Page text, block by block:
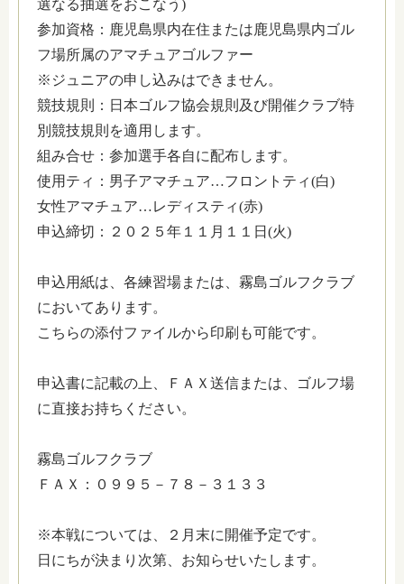
選なる抽選をおこなう)
参加資格：鹿児島県内在住または鹿児島県内ゴル
フ場所属のアマチュアゴルファー
※ジュニアの申し込みはできません。
競技規則：日本ゴルフ協会規則及び開催クラブ特
別競技規則を適用します。
組み合せ：参加選手各自に配布します。
使用ティ：男子アマチュア…フロントティ(白)
女性アマチュア…レディスティ(赤)
申込締切：２０２５年１１月１１日(火)
申込用紙は、各練習場または、霧島ゴルフクラブ
においてあります。
こちらの添付ファイルから印刷も可能です。
申込書に記載の上、ＦＡＸ送信または、ゴルフ場
に直接お持ちください。
霧島ゴルフクラブ
ＦＡＸ：０９９５－７８－３１３３
※本戦については、２月末に開催予定です。
日にちが決まり次第、お知らせいたします。